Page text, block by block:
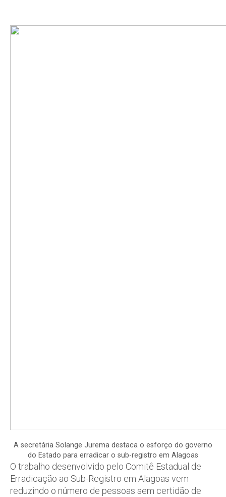
A secretária Solange Jurema destaca o esforço do governo
do Estado para erradicar o sub-registro em Alagoas
O trabalho desenvolvido pelo Comitê Estadual de
Erradicação ao Sub-Registro em Alagoas vem
reduzindo o número de pessoas sem certidão de